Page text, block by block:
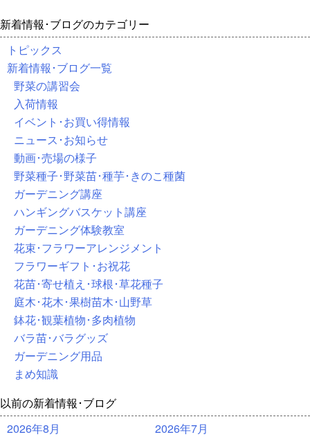
新着情報･ブログのカテゴリー
トピックス
新着情報･ブログ一覧
野菜の講習会
入荷情報
イベント･お買い得情報
ニュース･お知らせ
動画･売場の様子
野菜種子･野菜苗･種芋･きのこ種菌
ガーデニング講座
ハンギングバスケット講座
ガーデニング体験教室
花束･フラワーアレンジメント
フラワーギフト･お祝花
花苗･寄せ植え･球根･草花種子
庭木･花木･果樹苗木･山野草
鉢花･観葉植物･多肉植物
バラ苗･バラグッズ
ガーデニング用品
まめ知識
以前の新着情報･ブログ
2026年8月
2026年7月